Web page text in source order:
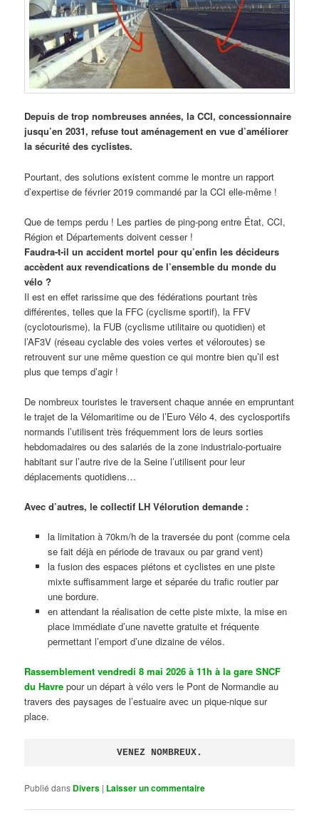
Depuis de trop nombreuses années, la CCI, concessionnaire
jusqu’en 2031, refuse tout aménagement en vue d’améliorer
la sécurité des cyclistes.
Pourtant, des solutions existent comme le montre un rapport
d’expertise de février 2019 commandé par la CCI elle-même !
Que de temps perdu ! Les parties de ping-pong entre État, CCI,
Région et Départements doivent cesser !
Faudra-t-il un accident mortel pour qu’enfin les décideurs
accèdent aux revendications de l’ensemble du monde du
vélo ?
Il est en effet rarissime que des fédérations pourtant très
différentes, telles que la FFC (cyclisme sportif), la FFV
(cyclotourisme), la FUB (cyclisme utilitaire ou quotidien) et
l’AF3V (réseau cyclable des voies vertes et véloroutes) se
retrouvent sur une même question ce qui montre bien qu’il est
plus que temps d’agir !
De nombreux touristes le traversent chaque année en empruntant
le trajet de la Vélomaritime ou de l’Euro Vélo 4, des cyclosportifs
normands l’utilisent très fréquemment lors de leurs sorties
hebdomadaires ou des salariés de la zone industrialo-portuaire
habitant sur l’autre rive de la Seine l’utilisent pour leur
déplacements quotidiens…
Avec d’autres, le collectif LH Vélorution demande :
la limitation à 70km/h de la traversée du pont (comme cela
se fait déjà en période de travaux ou par grand vent)
la fusion des espaces piétons et cyclistes en une piste
mixte suffisamment large et séparée du trafic routier par
une bordure.
en attendant la réalisation de cette piste mixte, la mise en
place immédiate d’une navette gratuite et fréquente
permettant l’emport d’une dizaine de vélos.
Rassemblement vendredi 8 mai 2026 à 11h à la gare SNCF
du Havre pour un départ à vélo vers le Pont de Normandie au
travers des paysages de l’estuaire avec un pique-nique sur
place.
VENEZ NOMBREUX.
Publié dans Divers | Laisser un commentaire